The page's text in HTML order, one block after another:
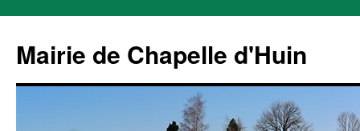
Mairie de Chapelle d'Huin